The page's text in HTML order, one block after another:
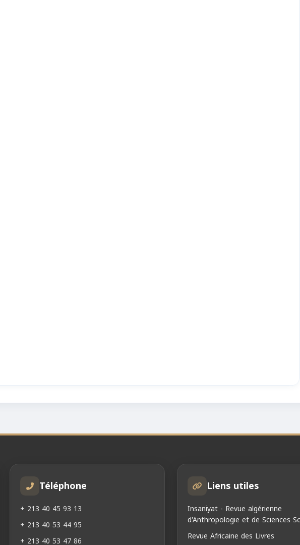
Téléphone
+ 213 40 45 93 13
+ 213 40 53 44 95
+ 213 40 53 47 86
Liens utiles
Insaniyat - Revue algérienne
d'Anthropologie et de Sciences
Revue Africaine des Livres